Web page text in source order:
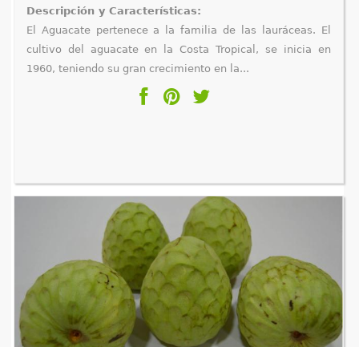
Descripción y Características:
El Aguacate pertenece a la familia de las lauráceas. El
cultivo del aguacate en la Costa Tropical, se inicia en
1960, teniendo su gran crecimiento en la...